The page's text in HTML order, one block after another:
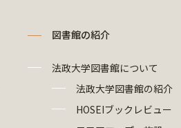
図書館の紹介
法政大学図書館について
法政大学図書館の紹介
HOSEIブックレビュー